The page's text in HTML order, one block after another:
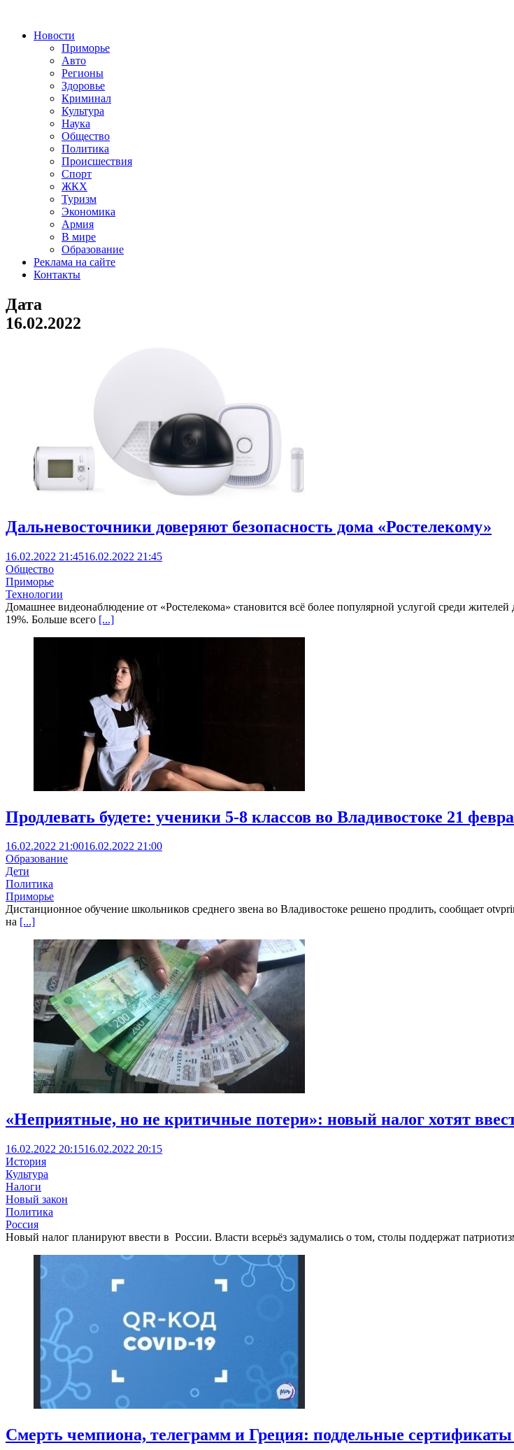
Новости
Приморье
Авто
Регионы
Здоровье
Криминал
Культура
Наука
Общество
Политика
Происшествия
Спорт
ЖКХ
Туризм
Экономика
Армия
В мире
Образование
Реклама на сайте
Контакты
Дата
16.02.2022
Дальневосточники доверяют безопасность дома «Ростелекому»
16.02.2022 21:4516.02.2022 21:45
Общество
Приморье
Технологии
Домашнее видеонаблюдение от «Ростелекома» становится всё более популярной услугой среди
19%. Больше всего [...]
Продлевать будете: ученики 5-8 классов во Владивостоке 21
16.02.2022 21:0016.02.2022 21:00
Образование
Дети
Политика
Приморье
Дистанционное обучение школьников среднего звена во Владивостоке решено продлить, сообщает
на [...]
«Неприятные, но не критичные потери»: новый налог хотят
16.02.2022 20:1516.02.2022 20:15
История
Культура
Налоги
Новый закон
Политика
Россия
Новый налог планируют ввести в России. Власти всерьёз задумались о том, столы поддержат
Смерть чемпиона, телеграмм и Греция: поддельные сертификаты